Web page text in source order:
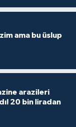
ama bu üslup
arazileri
20 bin liradan